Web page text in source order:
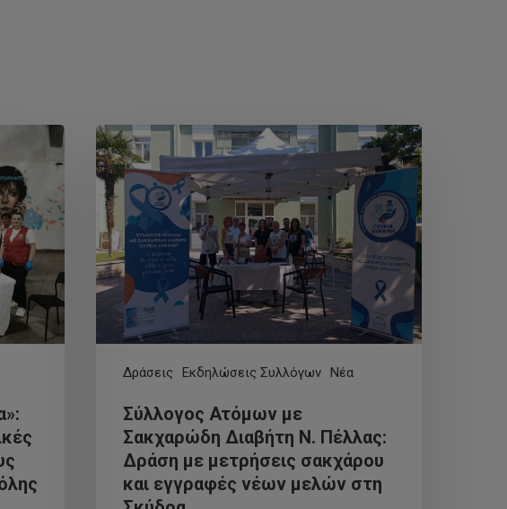
Δράσεις Εκδηλώσεις Συλλόγων Νέα
Σύλλογος Ατόμων με
Σακχαρώδη Διαβήτη Ν. Πέλλας:
Δράση με μετρήσεις σακχάρου
και εγγραφές νέων μελών στη